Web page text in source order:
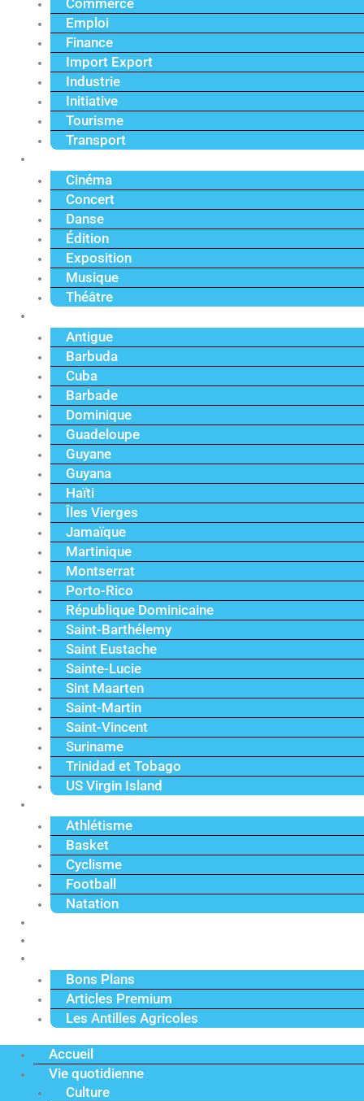
Commerce
Emploi
Finance
Import Export
Industrie
Initiative
Tourisme
Transport
Cinéma
Concert
Danse
Édition
Exposition
Musique
Théâtre
Antigue
Barbuda
Cuba
Barbade
Dominique
Guadeloupe
Guyane
Guyana
Haïti
Îles Vierges
Jamaïque
Martinique
Montserrat
Porto-Rico
République Dominicaine
Saint-Barthélemy
Saint Eustache
Sainte-Lucie
Sint Maarten
Saint-Martin
Saint-Vincent
Suriname
Trinidad et Tobago
US Virgin Island
Athlétisme
Basket
Cyclisme
Football
Natation
Bons Plans
Articles Premium
Les Antilles Agricoles
Accueil
Vie quotidienne
Culture